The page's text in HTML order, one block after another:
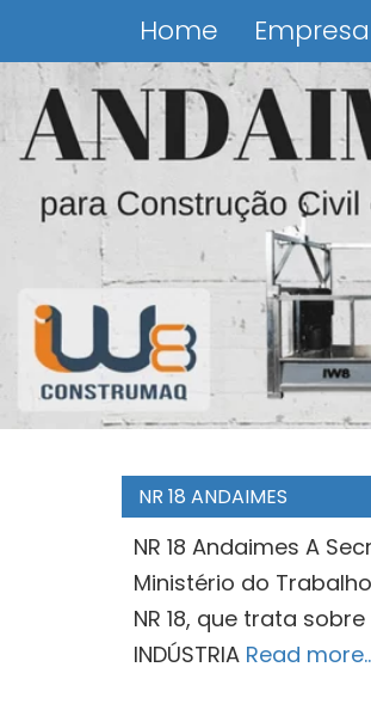
Home Empresa
NR 18 ANDAIMES
NR 18 Andaimes A
Ministério do
NR 18, que trata sobre
INDÚSTRIA Read